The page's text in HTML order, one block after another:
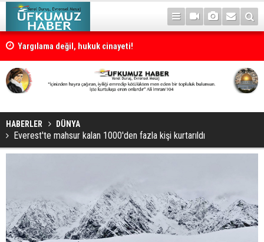
Yargılama değil, hukuk cinayeti!
HABERLER DÜNYA
Everest'te mahsur kalan 1000'den fazla kişi kurtarıldı